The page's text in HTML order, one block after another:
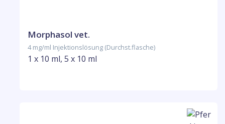
Morphasol vet.
4 mg/ml Injektionslösung (Durchst.flasche)
1 x 10 ml, 5 x 10 ml